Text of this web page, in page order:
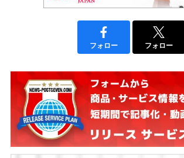
フォロー フォロー